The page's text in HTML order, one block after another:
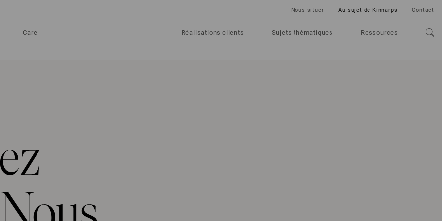
Care Réalisations clients Sujets thématiques Ressources
Nous situer Au sujet de Kinnarps Contact